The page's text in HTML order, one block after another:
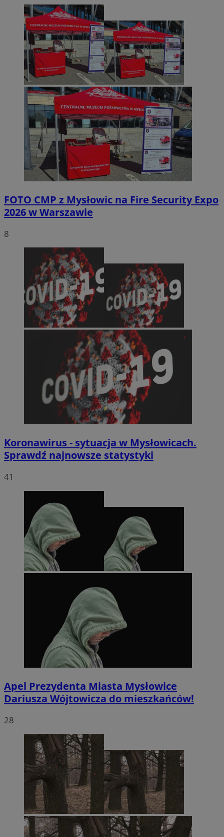
FOTO CMP z Mysłowic na Fire Security Expo
2026 w Warszawie
8
Koronawirus - sytuacja w Mysłowicach.
Sprawdź najnowsze statystyki
41
Apel Prezydenta Miasta Mysłowice
Dariusza Wójtowicza do mieszkańców!
28